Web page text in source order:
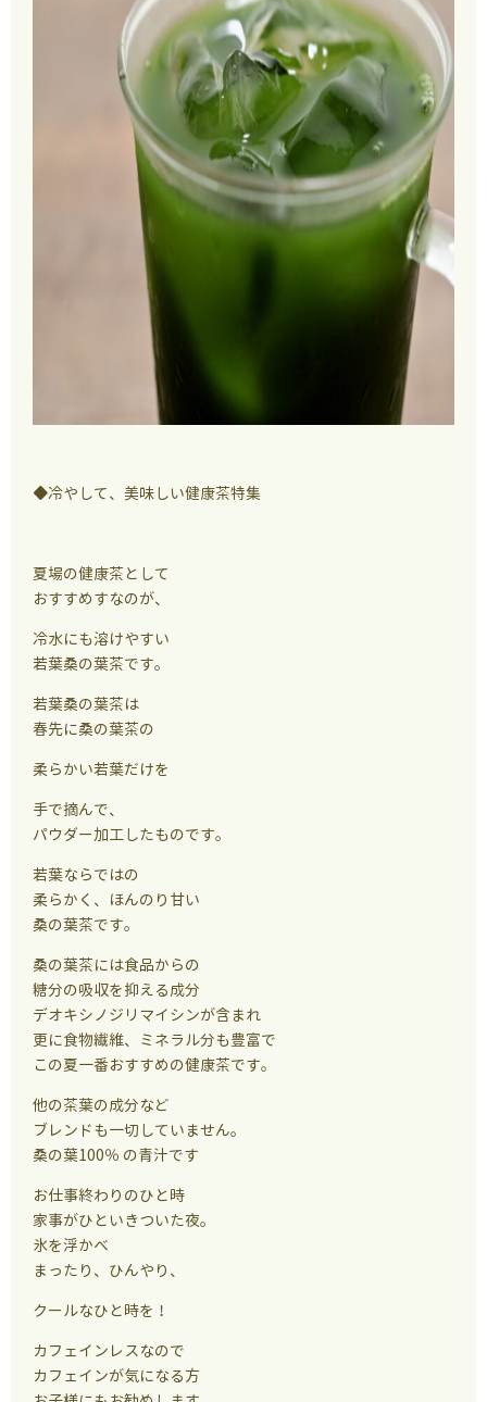
◆冷やして、美味しい健康茶特集
夏場の健康茶として
おすすめすなのが、
冷水にも溶けやすい
若葉桑の葉茶です。
若葉桑の葉茶は
春先に桑の葉茶の
柔らかい若葉だけを
手で摘んで、
パウダー加工したものです。
若葉ならではの
柔らかく、ほんのり甘い
桑の葉茶です。
桑の葉茶には食品からの
糖分の吸収を抑える成分
デオキシノジリマイシンが含まれ
更に食物繊維、ミネラル分も豊富で
この夏一番おすすめの健康茶です。
他の茶葉の成分など
ブレンドも一切していません。
桑の葉100％ の青汁です
お仕事終わりのひと時
家事がひといきついた夜。
氷を浮かべ
まったり、ひんやり、
クールなひと時を！
カフェインレスなので
カフェインが気になる方